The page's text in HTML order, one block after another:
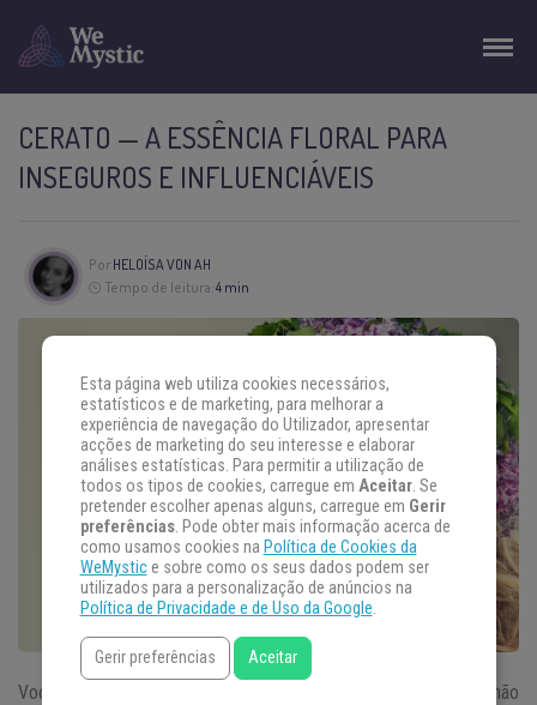
CERATO — A ESSÊNCIA FLORAL PARA
INSEGUROS E INFLUENCIÁVEIS
Por HELOÍSA VON AH
Tempo de leitura:4 min
Você compra roupas que não gosta pois se sente inseguro em não
Esta página web utiliza cookies necessários,
estatísticos e de marketing, para melhorar a
experiência de navegação do Utilizador, apresentar
acções de marketing do seu interesse e elaborar
análises estatísticas. Para permitir a utilização de
todos os tipos de cookies, carregue em Aceitar. Se
pretender escolher apenas alguns, carregue em Gerir
preferências. Pode obter mais informação acerca de
como usamos cookies na Política de Cookies da
WeMystice sobre como os seus dados podem ser
utilizados para a personalização de anúncios na
Política de Privacidade e de Uso da Google.
Gerir preferências Aceitar